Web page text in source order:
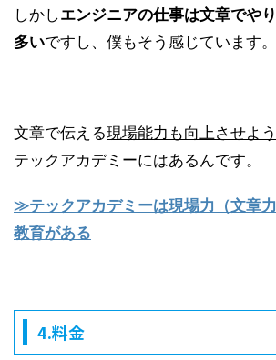
しかしエンジニアの仕事は文章でや
多いですし、僕もそう感じています。
文章で伝える現場能力も向上させよ
テックアカデミーにはあるんです。
≫テックアカデミーは現場力（文章
教育がある
4.料金